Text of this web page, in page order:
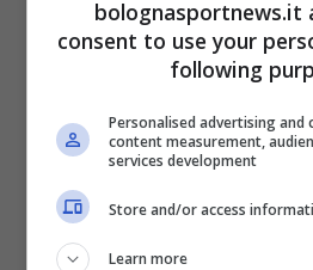
Proseguono i contatti, ma
il primo acquisto del
Bologna. Non a caso un
ruolo per cui i felsineisi
più fronti
bolognasportnews.it
consent to use your
following
Personalised advertising
content measurement,
services development
Store and/or access
Learn more